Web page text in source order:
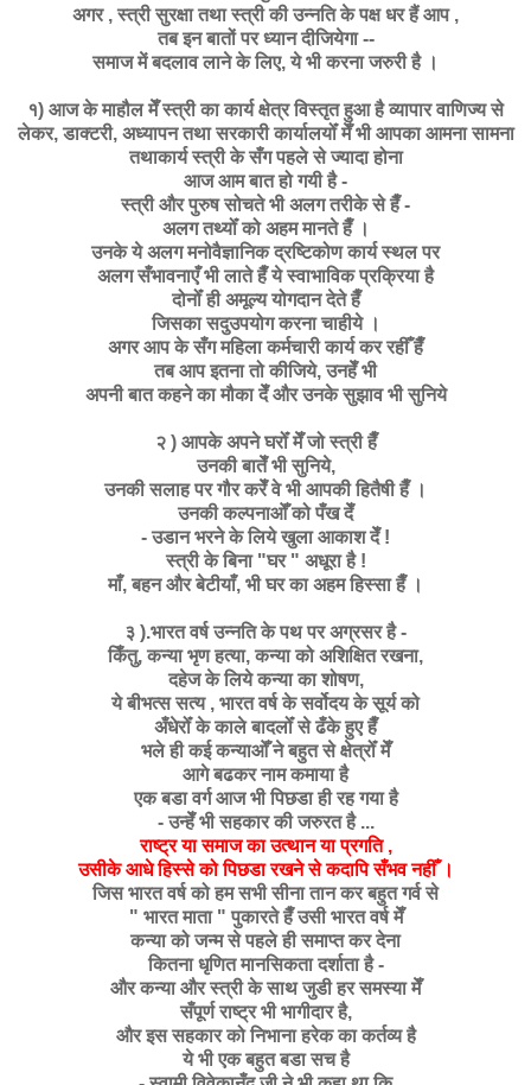
अगर , स्त्री सुरक्षा तथा स्त्री की उन्नति के पक्ष धर हैं आप ,
तब इन बातों पर ध्यान दीजियेगा --
समाज में बदलाव लाने के लिए, ये भी करना जरुरी है ।
१) आज के माहौल मेँ स्त्री का कार्य क्षेत्र विस्तृत हुआ है व्यापार वाणिज्य से
लेकर, डाक्टरी, अध्यापन तथा सरकारी कार्यालयोँ मेँ भी आपका आमना सामना
तथाकार्य स्त्री के सँग पहले से ज्यादा होना
आज आम बात हो गयी है -
स्त्री और पुरुष सोचते भी अलग तरीके से हैँ -
अलग तथ्योँ को अहम मानते हैँ ।
उनके ये अलग मनोवैज्ञानिक द्रष्टिकोण कार्य स्थल पर
अलग सँभावनाएँ भी लाते हैँ ये स्वाभाविक प्रक्रिया है
दोनोँ ही अमूल्य योगदान देते हैँ
जिसका सदुउपयोग करना चाहीये ।
अगर आप के सँग महिला कर्मचारी कार्य कर रहीँ हैँ
तब आप इतना तो कीजिये, उनहेँ भी
अपनी बात कहने का मौका देँ और उनके सुझाव भी सुनिये
२ ) आपके अपने घरोँ मेँ जो स्त्री हैँ
उनकी बातेँ भी सुनिये,
उनकी सलाह पर गौर करेँ वे भी आपकी हितैषी हैँ ।
उनकी कल्पनाओँ को पँख देँ
- उडान भरने के लिये खुला आकाश देँ !
स्त्री के बिना "घर " अधूरा है !
माँ, बहन और बेटीयाँ, भी घर का अहम हिस्सा हैँ ।
३ ).भारत वर्ष उन्नति के पथ पर अग्रसर है -
किँतु, कन्या भृण हत्या, कन्या को अशिक्षित रखना,
दहेज के लिये कन्या का शोषण,
ये बीभत्स सत्य , भारत वर्ष के सर्वोदय के सूर्य को
अँधेरोँ के काले बादलोँ से ढँके हुए हैँ
भले ही कई कन्याओँ ने बहुत से क्षेत्रोँ मेँ
आगे बढकर नाम कमाया है
एक बडा वर्ग आज भी पिछडा ही रह गया है
- उन्हेँ भी सहकार की जरुरत है ...
राष्ट्र या समाज का उत्थान या प्रगति ,
उसीके आधे हिस्से को पिछडा रखने से कदापि सँभव नहीँ ।
जिस भारत वर्ष को हम सभी सीना तान कर बहुत गर्व से
" भारत माता " पुकारते हैँ उसी भारत वर्ष मेँ
कन्या को जन्म से पहले ही समाप्त कर देना
कितना धृणित मानसिकता दर्शाता है -
और कन्या और स्त्री के साथ जुडी हर समस्या मेँ
सँपूर्ण राष्ट्र भी भागीदार है,
और इस सहकार को निभाना हरेक का कर्तव्य है
ये भी एक बहुत बडा सच है